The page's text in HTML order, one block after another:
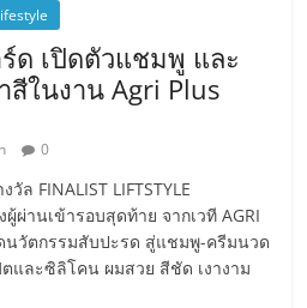
ด เปิดตัวแชมพู และ
ในงาน Agri Plus
0
ล FINALIST LIFTSTYLE
ผ่านเข้ารอบสุดท้าย จากเวที AGRI
ดนวัตกรรมสับปะรด สู่แชมพู-ครีมนวด
และซิลิโคน ผมสวย สีชัด เงางาม